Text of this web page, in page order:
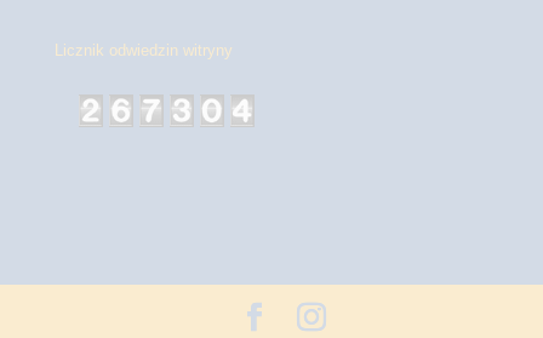
Licznik odwiedzin witryny